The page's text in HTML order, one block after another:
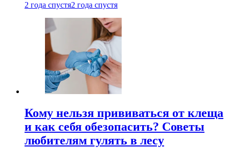
2 года спустя2 года спустя
Кому нельзя прививаться от клеща
и как себя обезопасить? Советы
любителям гулять в лесу